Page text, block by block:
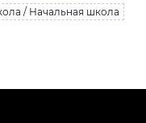
/ Начальная школа